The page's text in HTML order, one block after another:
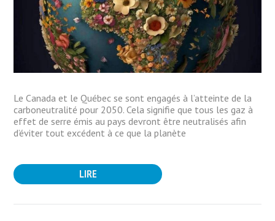
Le Canada et le Québec se sont engagés à l’atteinte de la
carboneutralité pour 2050. Cela signifie que tous les gaz à
effet de serre émis au pays devront être neutralisés afin
d’éviter tout excédent à ce que la planète
LIRE